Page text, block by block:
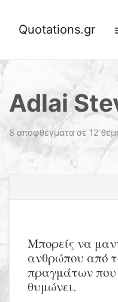
Quotations.gr
Adlai
8 αποφθέγματα σε 12
Μπορείς να
ανθρώπου από
πραγμάτων
θυμώνει.